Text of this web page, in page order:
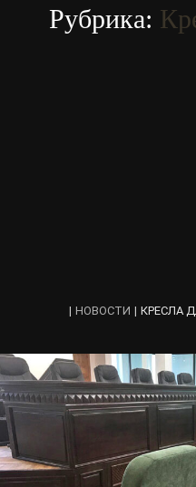
| НОВОСТИ | КРЕСЛА
Рубрика: